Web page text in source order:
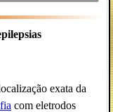
exata da
com eletrodos